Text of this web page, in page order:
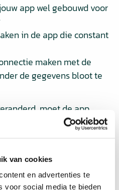
van cookies
en advertenties te
voor social media te bieden
app wel gebouwd voor
in de app die constant
maken met de
de gegevens bloot te
moet de app
mist is een
set afspraken, processen